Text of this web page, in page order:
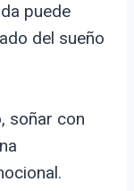
puede
del sueño
soñar con